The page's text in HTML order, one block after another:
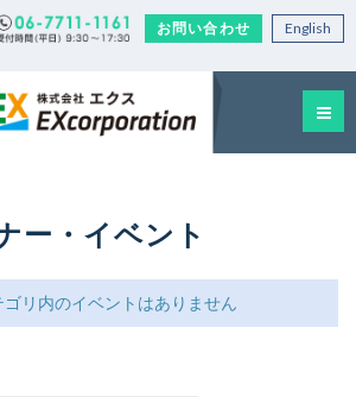
お問い合わせ English
ー・イベント
リ内のイベントはありません